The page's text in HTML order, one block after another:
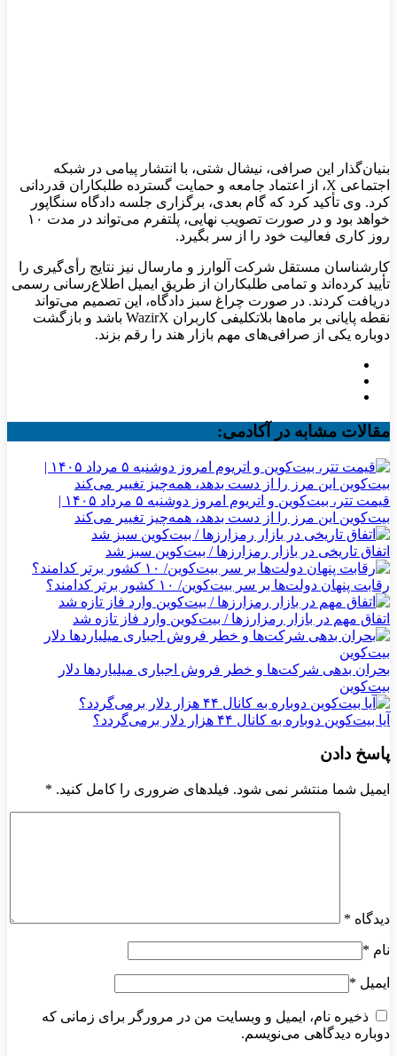
بنیان‌گذار این صرافی، نیشال شتی، با انتشار پیامی در شبکه
اجتماعی X، از اعتماد جامعه و حمایت گسترده طلبکاران قدردانی
کرد. وی تأکید کرد که گام بعدی، برگزاری جلسه دادگاه سنگاپور
خواهد بود و در صورت تصویب نهایی، پلتفرم می‌تواند در مدت ۱۰
روز کاری فعالیت خود را از سر بگیرد.
کارشناسان مستقل شرکت آلوارز و مارسال نیز نتایج رأی‌گیری را
تأیید کرده‌اند و تمامی طلبکاران از طریق ایمیل اطلاع‌رسانی رسمی
دریافت کردند. در صورت چراغ سبز دادگاه، این تصمیم می‌تواند
نقطه پایانی بر ماه‌ها بلاتکلیفی کاربران WazirX باشد و بازگشت
دوباره یکی از صرافی‌های مهم بازار هند را رقم بزند.
مقالات مشابه در آکادمی:
قیمت تتر، بیت‌کوین و اتریوم امروز دوشنبه ۵ مرداد ۱۴۰۵ |
بیت‌کوین این مرز را از دست بدهد، همه‌چیز تغییر می‌کند
اتفاق تاریخی در بازار رمزارزها / بیت‌کوین سبز شد
رقابت پنهان دولت‌ها بر سر بیت‌کوین/ ۱۰ کشور برتر کدامند؟
اتفاق مهم در بازار رمزارزها / بیت‌کوین وارد فاز تازه شد
بحران بدهی شرکت‌ها و خطر فروش اجباری میلیاردها دلار
بیت‌کوین
آیا بیت‌کوین دوباره به کانال ۴۴ هزار دلار برمی‌گردد؟
پاسخ دادن
ایمیل شما منتشر نمی شود. فیلدهای ضروری را کامل کنید. *
دیدگاه *
نام *
ایمیل *
ذخیره نام، ایمیل و وبسایت من در مرورگر برای زمانی که
دوباره دیدگاهی می‌نویسم.